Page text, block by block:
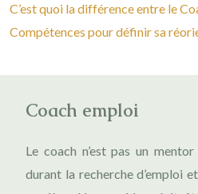
C’est quoi la différence entre le
Compétences pour définir sa
Coach emploi
Le coach n’est pas un
durant la recherche d’emploi